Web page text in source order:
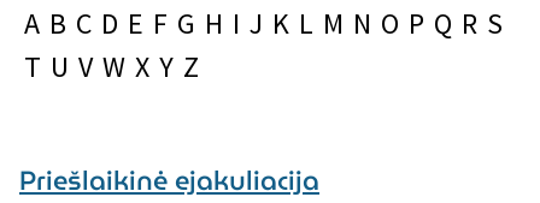
A B C D E F G H I J K L M N O P Q R S
T U V W X Y Z
Priešlaikinė ejakuliacija